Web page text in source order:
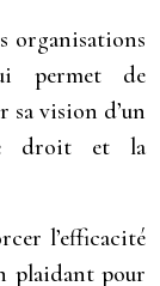
organisations
permet de
sa vision d’un
droit et la
l’efficacité
plaidant pour